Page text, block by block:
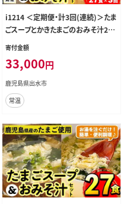
i1214 ＜定期便・計3回(連続)＞たま
ごスープとかきたまごのおみそ汁2種
セット(合計81食・合計27食×3回)
卵 たまご スープ フリーズドライ 即
席 簡単調理 非常食 常温保存 常温
保存 定期便 3回 連続 お弁当 朝ごは
ん お昼ご飯 晩御飯 アウトドア キャ
ンプ お手軽 【マルイ食品】
寄付金額
33,000円
鹿児島県出水市
常温